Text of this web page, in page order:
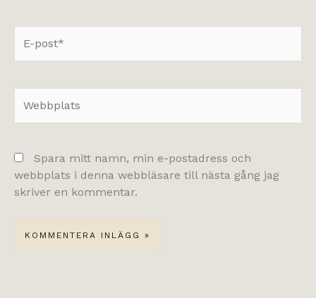
post*
Spara mitt namn, min e-postadress och
webbplats i denna webbläsare till nästa gång jag
skriver en kommentar.